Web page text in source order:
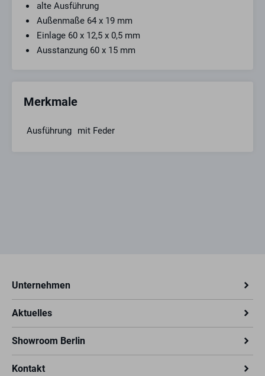
alte Ausführung
Außenmaße 64 x 19 mm
Einlage 60 x 12,5 x 0,5 mm
Ausstanzung 60 x 15 mm
Merkmale
Ausführung mit Feder
Unternehmen
Aktuelles
Showroom Berlin
Kontakt